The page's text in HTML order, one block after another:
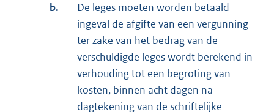
b.
De leges moeten worden betaald
ingeval de afgifte van een vergunning
ter zake van het bedrag van de
verschuldigde leges wordt berekend in
verhouding tot een begroting van
kosten, binnen acht dagen na
dagtekening van de schriftelijke